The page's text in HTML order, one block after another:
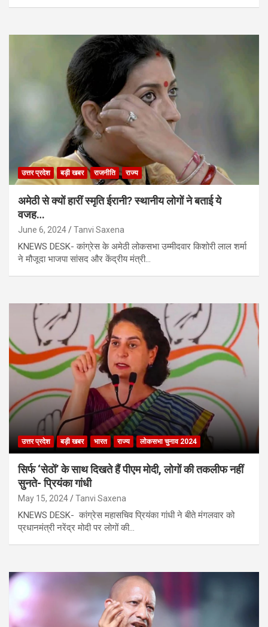
उत्तर प्रदेश बड़ी खबर राजनीति राज्य
अमेठी से क्यों हारीं स्मृति ईरानी? स्थानीय लोगों ने बताई ये
वजह…
June 6, 2024 Tanvi Saxena
KNEWS DESK- कांग्रेस के अमेठी लोकसभा उम्मीदवार किशोरी लाल शर्मा
ने मौजूदा भाजपा सांसद और केंद्रीय मंत्री…
उत्तर प्रदेश बड़ी खबर भारत राज्य लोकसभा चुनाव 2024
सिर्फ ‘सेठों’ के साथ दिखते हैं पीएम मोदी, लोगों की तकलीफ नहीं
सुनते- प्रियंका गांधी
May 15, 2024 Tanvi Saxena
KNEWS DESK- कांग्रेस महासचिव प्रियंका गांधी ने बीते मंगलवार को
प्रधानमंत्री नरेंद्र मोदी पर लोगों की…